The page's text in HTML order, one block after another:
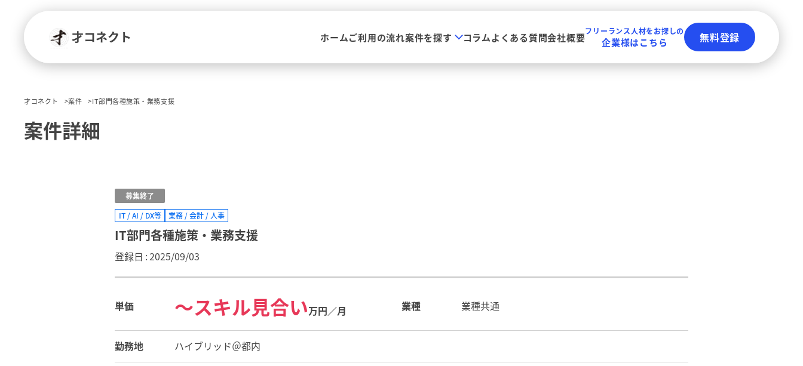
才コネクト ホームご利用の流れ案件を探す コラムよくある質問会社概要
フリーランス人材をお探しの
企業様はこちら 無料登録
才コネクト 案件 IT部門各種施策・業務支援
案件詳細
募集終了
IT / AI / DX等
業務 / 会計 / 人事
IT部門各種施策・業務支援
登録日 2025/09/03
単価 〜スキル見合い万円／月 業種 業種共通
勤務地 ハイブリッド＠都内